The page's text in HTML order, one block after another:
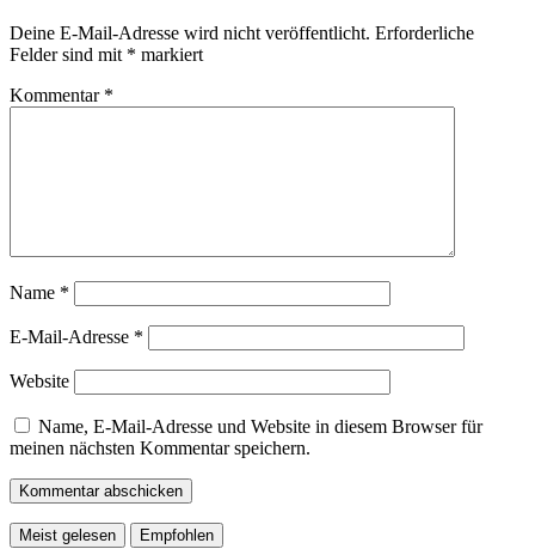
Deine E-Mail-Adresse wird nicht veröffentlicht. Erforderliche
Felder sind mit * markiert
Kommentar *
Name *
E-Mail-Adresse *
Website
Name, E-Mail-Adresse und Website in diesem Browser für
meinen nächsten Kommentar speichern.
Meist gelesen Empfohlen